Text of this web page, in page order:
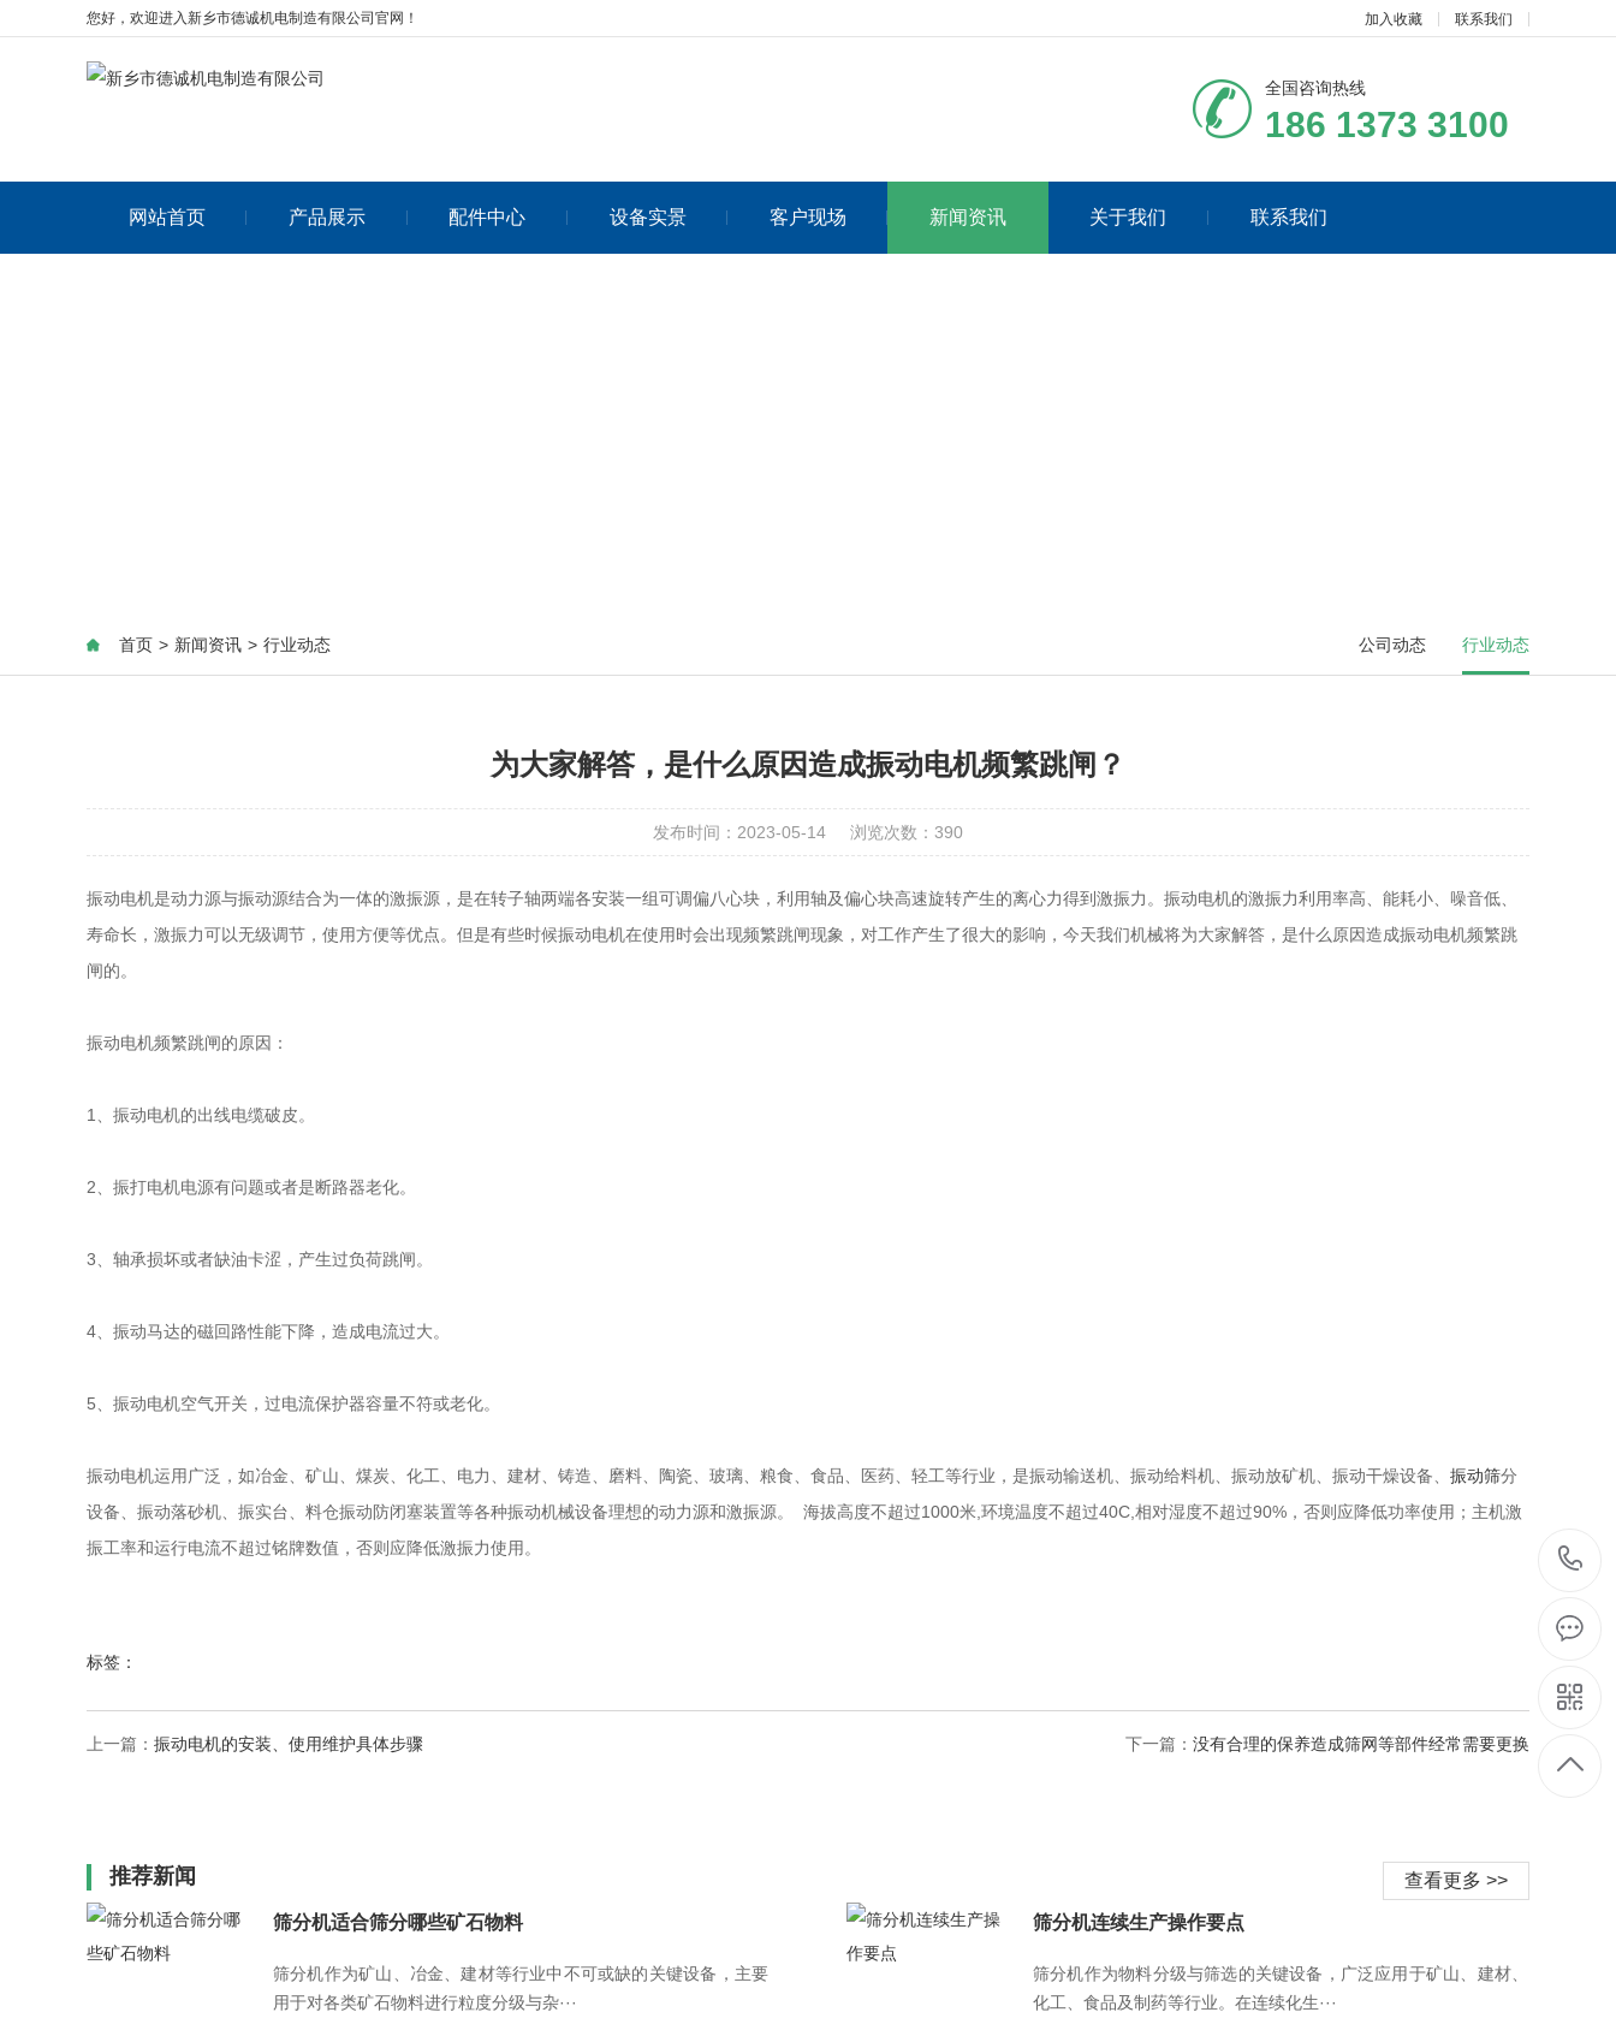
您好，欢迎进入新乡市德诚机电制造有限公司官网！ 加入收藏 联系我们
全国咨询热线
186 1373 3100
网站首页 产品展示 配件中心 设备实景 客户现场 新闻资讯 关于我们 联系我们
首页 > 新闻资讯 > 行业动态 公司动态 行业动态
为大家解答，是什么原因造成振动电机频繁跳闸？
发布时间：2023-05-14 浏览次数：390
振动电机是动力源与振动源结合为一体的激振源，是在转子轴两端各安装一组可调偏八心块，利用轴及偏心块高速旋转产生的离心力得到激振力。振动电机的激振力利用率高、能耗小、噪音低、
寿命长，激振力可以无级调节，使用方便等优点。但是有些时候振动电机在使用时会出现频繁跳闸现象，对工作产生了很大的影响，今天我们机械将为大家解答，是什么原因造成振动电机频繁跳
闸的。
振动电机频繁跳闸的原因：
1、振动电机的出线电缆破皮。
2、振打电机电源有问题或者是断路器老化。
3、轴承损坏或者缺油卡涩，产生过负荷跳闸。
4、振动马达的磁回路性能下降，造成电流过大。
5、振动电机空气开关，过电流保护器容量不符或老化。
振动电机运用广泛，如冶金、矿山、煤炭、化工、电力、建材、铸造、磨料、陶瓷、玻璃、粮食、食品、医药、轻工等行业，是振动输送机、振动给料机、振动放矿机、振动干燥设备、 振动筛分
设备、振动落砂机、振实台、料仓振动防闭塞装置等各种振动机械设备理想的动力源和激振源。 海拔高度不超过1000米,环境温度不超过40C,相对湿度不超过90%，否则应降低功率使用；主机激
振工率和运行电流不超过铭牌数值，否则应降低激振力使用。
标签：
上一篇： 振动电机的安装、使用维护具体步骤 下一篇： 没有合理的保养造成筛网等部件经常需要更换
查看更多 >>
推荐新闻
筛分机适合筛分哪些矿石物料
筛分机作为矿山、冶金、建材等行业中不可或缺的关键设备，主要
用于对各类矿石物料进行粒度分级与杂···
筛分机连续生产操作要点
筛分机作为物料分级与筛选的关键设备，广泛应用于矿山、建材、
化工、食品及制药等行业。在连续化生···